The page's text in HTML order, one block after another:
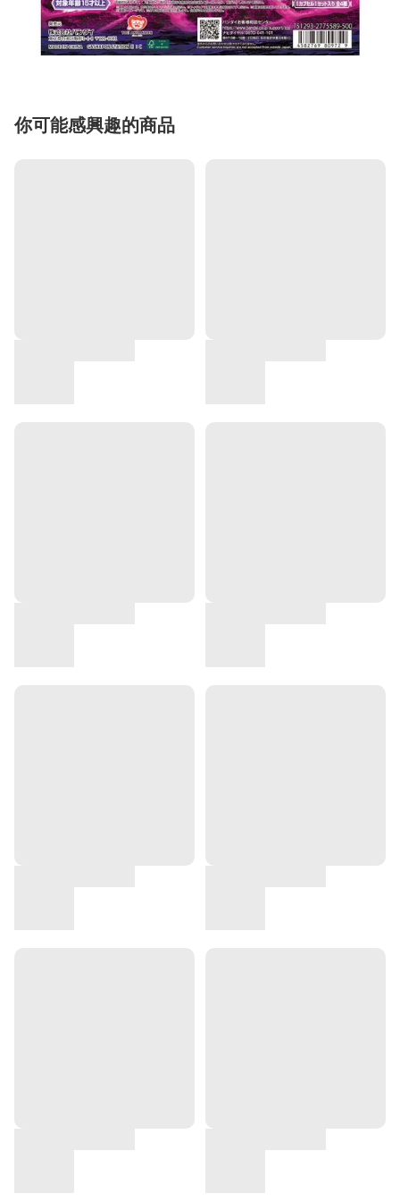
你可能感興趣的商品